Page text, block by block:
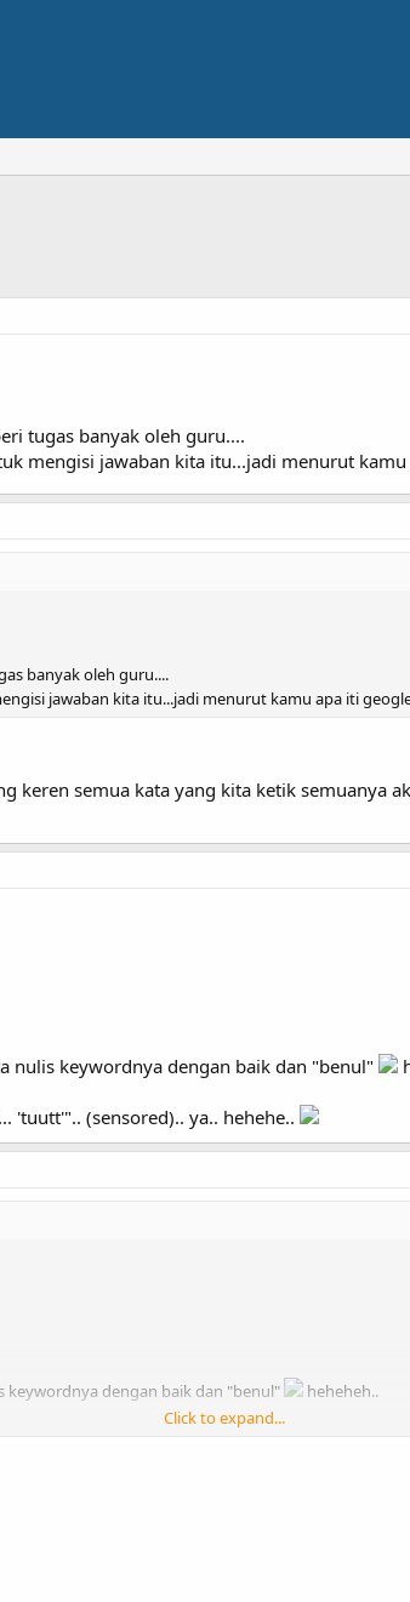
tugas banyak oleh guru....
mengisi jawaban kita itu...jadi menurut kamu
banyak oleh guru....
jawaban kita itu...jadi menurut kamu apa iti
keren semua kata yang kita ketik semuanya
nulis keywordnya dengan baik dan "benul"
'tuutt'".. (sensored).. ya.. hehehe..
keywordnya dengan baik dan "benul" heheheh..
Click to expand...